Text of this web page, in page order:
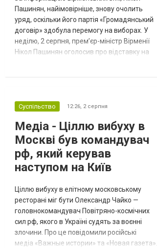
Пашинян, найімовірніше, знову очолить
уряд, оскільки його партія «Громадянський
договір» здобула перемогу на виборах. У
неділю, 2 серпня, прем’єр-міністр Вірменії
Нікол Пашинян оголосив про відставку на
Зауважимо, що, згідно з Конституцією
Суспільство 12:26, 2 серпня
Медіа - Ціллю вибуху в
Москві був командувач
рф, який керував
наступом на Київ
Ціллю вибуху в елітному московському
ресторані міг бути Олександр Чайко —
головнокомандувач Повітряно-космічних
сил рф, якого в Україні судять за воєнні
злочини. Про це повідомили російські
медіа «Важные истории» та «Новая газета».